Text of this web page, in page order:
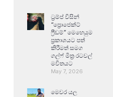
ට්‍රම්ප් විසින්
“ප්‍රොජෙක්ට්
ෆ්‍රීඩම්” මෙහෙයුම
ප්‍රකාශයට පත්
කිරීමත් සමග
ගල්ෆ් මිත්‍ර රටවල්
මවිතයට
May 7, 2026
මෙවර යල